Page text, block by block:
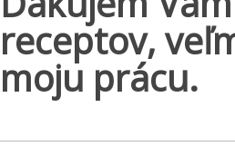
receptov,
moju prácu.